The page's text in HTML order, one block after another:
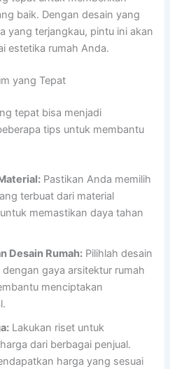
baik. Dengan desain yang
yang terjangkau, pintu ini akan
estetika rumah Anda.
yang Tepat
tepat bisa menjadi
tips untuk membantu
Pastikan Anda memilih
terbuat dari material
memastikan daya tahan
Desain Rumah: Pilihlah desain
gaya arsitektur rumah
menciptakan
Lakukan riset untuk
dari berbagai penjual.
harga yang sesuai